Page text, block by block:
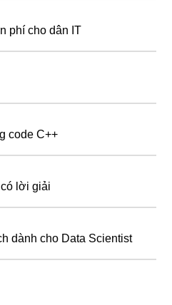
phí cho dân IT
code C++
có lời giải
dành cho Data Scientist